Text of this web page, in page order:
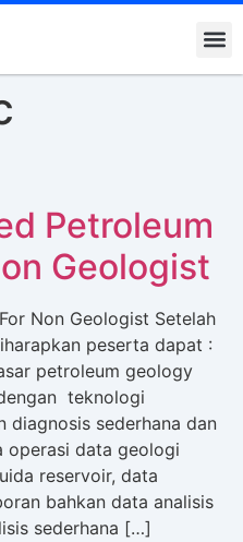
Petroleum
Geologist
Non Geologist Setelah
peserta dapat :
petroleum geology
teknologi
diagnosis sederhana dan
operasi data geologi
reservoir, data
bahkan data analisis
sederhana […]